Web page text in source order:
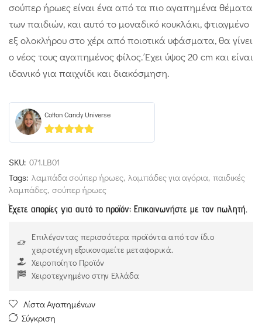
σούπερ ήρωες είναι ένα από τα πιο αγαπημένα θέματα
των παιδιών, και αυτό το μοναδικό κουκλάκι, φτιαγμένο
εξ ολοκλήρου στο χέρι από ποιοτικά υφάσματα, θα γίνει
ο νέος τους αγαπημένος φίλος. Έχει ύψος 20 cm και είναι
ιδανικό για παιχνίδι και διακόσμηση.
Cotton Candy Universe
5out of 5
SKU: 071.LB01
Tags: λαμπάδα σούπερ ήρωες, λαμπάδες για αγόρια, παιδικές
λαμπάδες, σούπερ ήρωες
Έχετε απορίες για αυτό το προϊόν; Επικοινωνήστε με τον πωλητή.
Επιλέγοντας περισσότερα προϊόντα από τον ίδιο
χειροτέχνη εξοικονομείτε μεταφορικά.
Χειροποίητο Προϊόν
Χειροτεχνημένο στην Ελλάδα
Λίστα Αγαπημένων
Σύγκριση